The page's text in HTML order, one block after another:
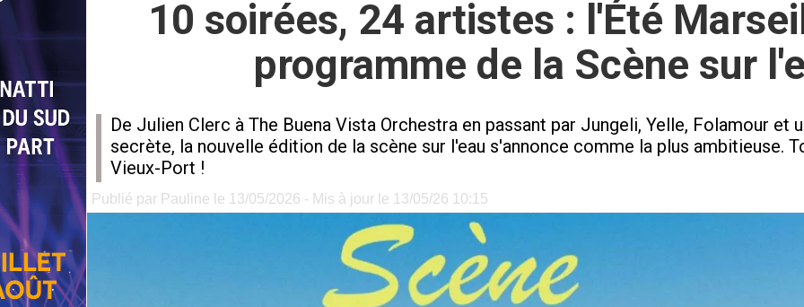
10 soirées, 24 artistes : l'Été
programme de la Scène sur
De Julien Clerc à The Buena Vista Orchestra en passant par Jungeli, Yelle, Folamour et
secrète, la nouvelle édition de la scène sur l'eau s'annonce comme la plus ambitieuse.
Vieux-Port !
Publié par Pauline le 13/05/2026 - Mis à jour le 13/05/26 10:15